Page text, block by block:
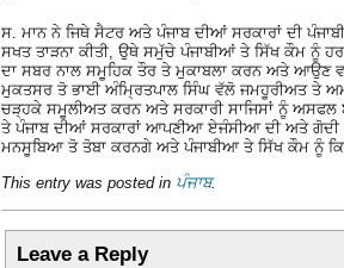
ਸ. ਮਾਨ ਨੇ ਜਿਥੇ ਸੈਟਰ ਅਤੇ ਪੰਜਾਬ ਦੀਆਂ ਸਰਕਾਰਾਂ ਦੀ
ਸਖਤ ਤਾੜਨਾ ਕੀਤੀ, ਉਥੇ ਸਮੁੱਚੇ ਪੰਜਾਬੀਆਂ ਤੇ ਸਿੱਖ ਕੌਮ ਨੂੰ
ਦਾ ਸਬਰ ਨਾਲ ਸਮੂਹਿਕ ਤੌਰ ਤੇ ਮੁਕਾਬਲਾ ਕਰਨ ਅਤੇ ਆਉਣ
ਮੁਕਤਸਰ ਤੋ ਭਾਈ ਅੰਮ੍ਰਿਤਪਾਲ ਸਿੰਘ ਵੱਲੋ ਜਮਹੂਰੀਅਤ ਤੇ
ਚੜ੍ਹਕੇ ਸਮੂਲੀਅਤ ਕਰਨ ਅਤੇ ਸਰਕਾਰੀ ਸਾਜਿਸਾਂ ਨੂੰ ਅਸਫਲ
ਤੇ ਪੰਜਾਬ ਦੀਆਂ ਸਰਕਾਰਾਂ ਆਪਣੀਆ ਏਜੰਸੀਆ ਦੀ ਅਤੇ ਗੋਦੀ
ਮਨਸੂਬਿਆ ਤੋ ਤੋਬਾ ਕਰਨਗੇ ਅਤੇ ਪੰਜਾਬੀਆ ਤੇ ਸਿੱਖ ਕੌਮ ਨੂੰ
This entry was posted in ਪੰਜਾਬ.
Leave a Reply